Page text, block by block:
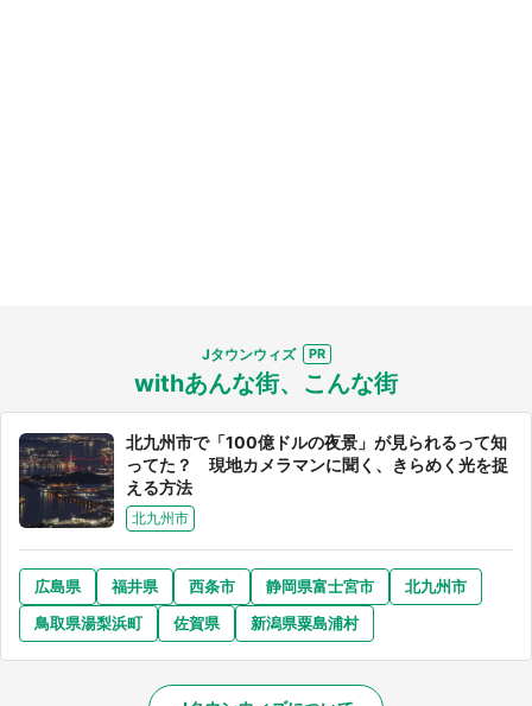
Jタウンウィズ
withあんな街、こんな街
北九州市で「100億ドルの夜景」が見られるって知
ってた？ 現地カメラマンに聞く、きらめく光を捉
える方法
北九州市
広島県 福井県 西条市 静岡県富士宮市
北九州市
鳥取県湯梨浜町
佐賀県 新潟県粟島浦村